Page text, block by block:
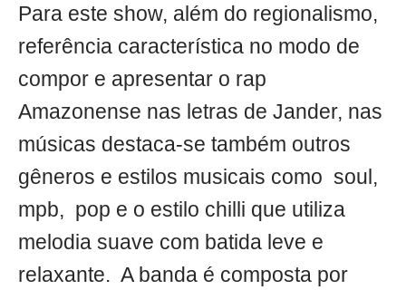
Para este show, além do regionalismo,
referência característica no modo de
compor e apresentar o rap
Amazonense nas letras de Jander, nas
músicas destaca-se também outros
gêneros e estilos musicais como soul,
mpb, pop e o estilo chilli que utiliza
melodia suave com batida leve e
relaxante. A banda é composta por